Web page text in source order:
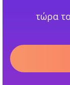
τώρα